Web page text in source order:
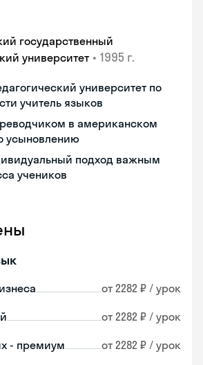
государственный
университет • 1995 г.
университет по
учитель языков
в американском
усыновлению
подход важным
учеников
от 2282 ₽ / урок
от 2282 ₽ / урок
- премиум от 2282 ₽ / урок